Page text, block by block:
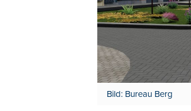
Bild: Bureau Berg